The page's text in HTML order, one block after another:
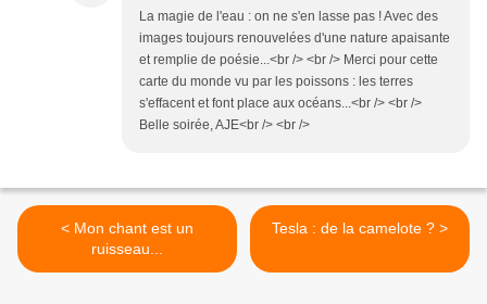
La magie de l'eau : on ne s'en lasse pas ! Avec des
images toujours renouvelées d'une nature apaisante
et remplie de poésie...<br /> <br /> Merci pour cette
carte du monde vu par les poissons : les terres
s'effacent et font place aux océans...<br /> <br />
Belle soirée, AJE<br /> <br />
< Mon chant est un
ruisseau...
Tesla : de la camelote ? >